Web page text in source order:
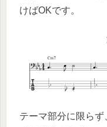
けばOKです。
テーマ部分に限らず